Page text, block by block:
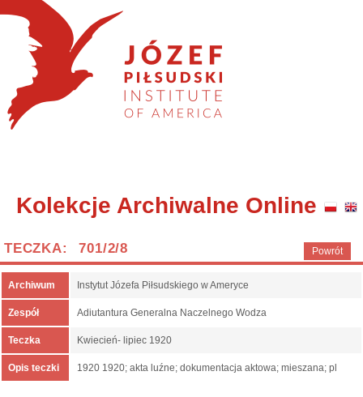
Kolekcje Archiwalne Online
Powrót
TECZKA: 701/2/8
Archiwum Instytut Józefa Piłsudskiego w Ameryce
Zespół Adiutantura Generalna Naczelnego Wodza
Teczka Kwiecień- lipiec 1920
Opis teczki 1920 1920; akta luźne; dokumentacja aktowa; mieszana; pl